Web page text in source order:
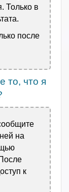
Только в
после
то, что я
на
к